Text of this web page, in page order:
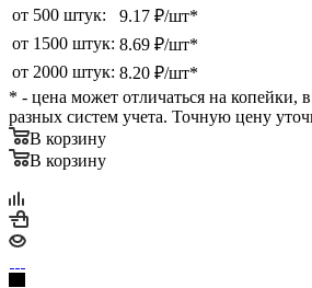
от 500 штук:
9.17 ₽/шт*
от 1500 штук: 8.69 ₽/шт*
от 2000 штук: 8.20 ₽/шт*
* - цена может отличаться на копейки,
разных систем учета. Точную цену
В корзину
В корзину